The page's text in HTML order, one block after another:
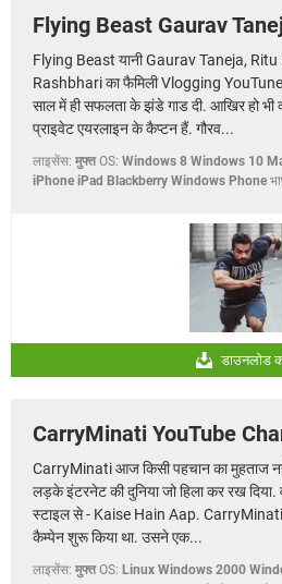
Flying Beast Gaurav
Flying Beast यानी Gaurav Taneja, Ritu
Rashbhari का फैमिली Vlogging
साल में ही सफलता के झंडे गाड दी. आखिर हो भी
प्राइवेट एयरलाइन के कैप्टन हैं. गौरव...
लाइसेंस: मुफ्त OS: Windows 8 Windows 10
iPhone iPad Blackberry Windows Phone
डाउनलोड
CarryMinati YouTube
CarryMinati आज किसी पहचान का मुहताज
लड़के इंटरनेट की दुनिया जो हिला कर रख दिया.
स्टाइल से - Kaise Hain Aap. CarryMinati
कैम्पेन शुरू किया था. उसने एक...
लाइसेंस: मुफ्त OS: Linux Windows 2000